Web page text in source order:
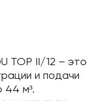
ТОР II/12 – это
и подачи
44 м³.